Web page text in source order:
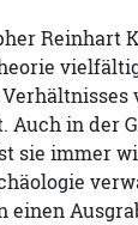
Reinhart
Auch in der
sie immer
einen